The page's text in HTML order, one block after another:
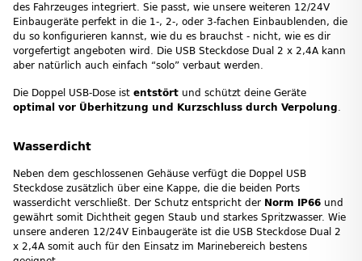
des Fahrzeuges integriert. Sie passt, wie unsere weiteren 12/24V
Einbaugeräte perfekt in die 1-, 2-, oder 3-fachen Einbaublenden, die
du so konfigurieren kannst, wie du es brauchst - nicht, wie es dir
vorgefertigt angeboten wird. Die USB Steckdose Dual 2 x 2,4A kann
aber natürlich auch einfach “solo” verbaut werden.
Die Doppel USB-Dose ist entstört und schützt deine Geräte
optimal vor Überhitzung und Kurzschluss durch Verpolung.
Wasserdicht
Neben dem geschlossenen Gehäuse verfügt die Doppel USB
Steckdose zusätzlich über eine Kappe, die die beiden Ports
wasserdicht verschließt. Der Schutz entspricht der Norm IP66 und
gewährt somit Dichtheit gegen Staub und starkes Spritzwasser. Wie
unsere anderen 12/24V Einbaugeräte ist die USB Steckdose Dual 2
x 2,4A somit auch für den Einsatz im Marinebereich bestens